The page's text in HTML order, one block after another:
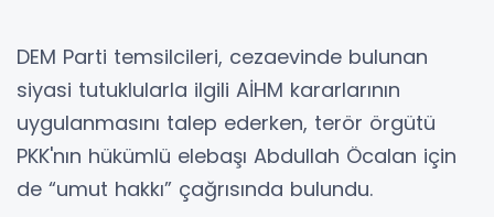
DEM Parti temsilcileri, cezaevinde bulunan
siyasi tutuklularla ilgili AİHM kararlarının
uygulanmasını talep ederken, terör örgütü
PKK'nın hükümlü elebaşı Abdullah Öcalan için
de “umut hakkı” çağrısında bulundu.